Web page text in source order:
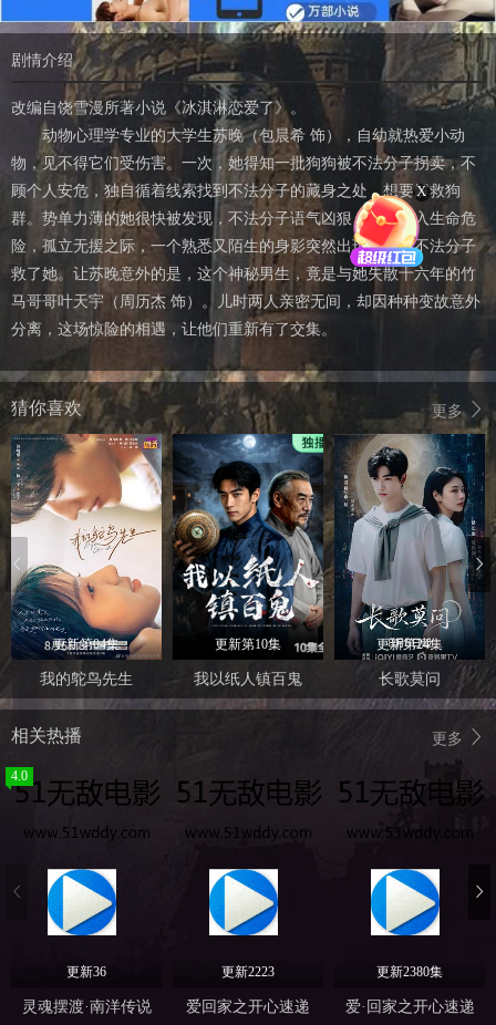
剧情介绍
改编自饶雪漫所著小说《冰淇淋恋爱了》。
动物心理学专业的大学生苏晚（包晨希 饰），自幼就热爱小动
物，见不得它们受伤害。一次，她得知一批狗狗被不法分子拐卖，不
顾个人安危，独自循着线索找到不法分子的藏身之处，想要解救狗
群。势单力薄的她很快被发现，不法分子语气凶狠，苏晚陷入生命危
险，孤立无援之际，一个熟悉又陌生的身影突然出现，制服不法分子
救了她。让苏晚意外的是，这个神秘男生，竟是与她失散十六年的竹
马哥哥叶天宇（周历杰 饰）。儿时两人亲密无间，却因种种变故意外
分离，这场惊险的相遇，让他们重新有了交集。
更多
猜你喜欢
更新第04集
我的鸵鸟先生
更新第10集
我以纸人镇百鬼
更新第24集
长歌莫问
更多
相关热播
4.0
更新36
灵魂摆渡·南洋传说
更新2223
爱回家之开心速递
更新2380集
爱·回家之开心速递
X